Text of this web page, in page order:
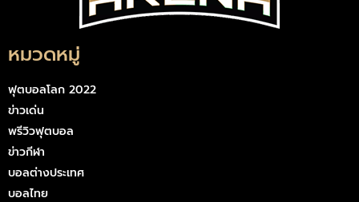
หมวดหมู่
ฟุตบอลโลก 2022
ข่าวเด่น
พรีวิวฟุตบอล
ข่าวกีฬา
บอลต่างประเทศ
บอลไทย